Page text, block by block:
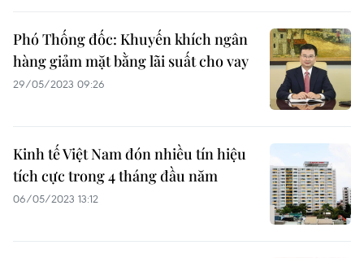
Phó Thống đốc: Khuyến khích ngân
hàng giảm mặt bằng lãi suất cho vay
29/05/2023 09:26
Kinh tế Việt Nam đón nhiều tín hiệu
tích cực trong 4 tháng đầu năm
06/05/2023 13:12